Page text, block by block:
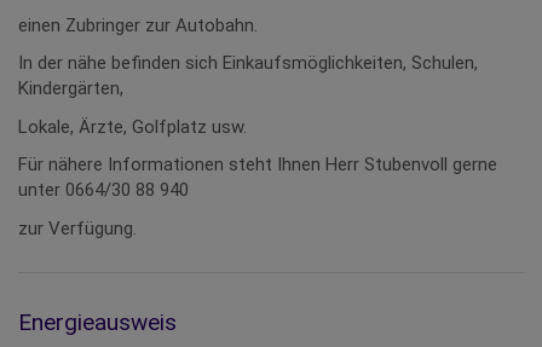
einen Zubringer zur Autobahn.
In der nähe befinden sich Einkaufsmöglichkeiten, Schulen,
Kindergärten,
Lokale, Ärzte, Golfplatz usw.
Für nähere Informationen steht Ihnen Herr Stubenvoll gerne
unter 0664/30 88 940
zur Verfügung.
Energieausweis